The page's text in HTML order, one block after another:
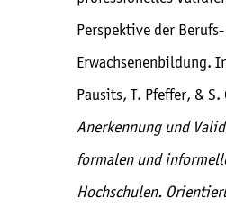
Perspektive der
Erwachsenenbildung.
Pausits, T. Pfeffer, &
Anerkennung und
formalen und
Hochschulen.